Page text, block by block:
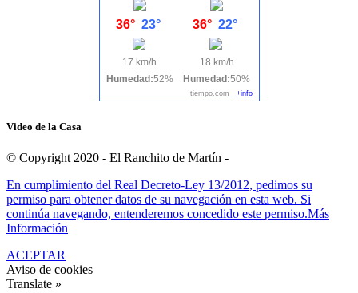
36° 23°
17 km/h
Humedad:52%
36° 22°
18 km/h
Humedad:50%
tiempo.com +info
Video de la Casa
© Copyright 2020 - El Ranchito de Martín -
En cumplimiento del Real Decreto-Ley 13/2012, pedimos su
permiso para obtener datos de su navegación en esta web. Si
continúa navegando, entenderemos concedido este permiso.Más
Información
ACEPTAR
Aviso de cookies
Translate »